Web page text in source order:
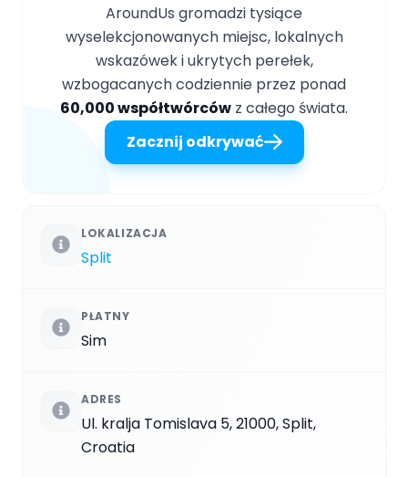
AroundUs gromadzi tysiące
wyselekcjonowanych miejsc, lokalnych
wskazówek i ukrytych perełek,
wzbogacanych codziennie przez ponad
60,000 współtwórców z całego świata.
Zacznij odkrywać
LOKALIZACJA
Split
PŁATNY
Sim
ADRES
Ul. kralja Tomislava 5, 21000, Split,
Croatia